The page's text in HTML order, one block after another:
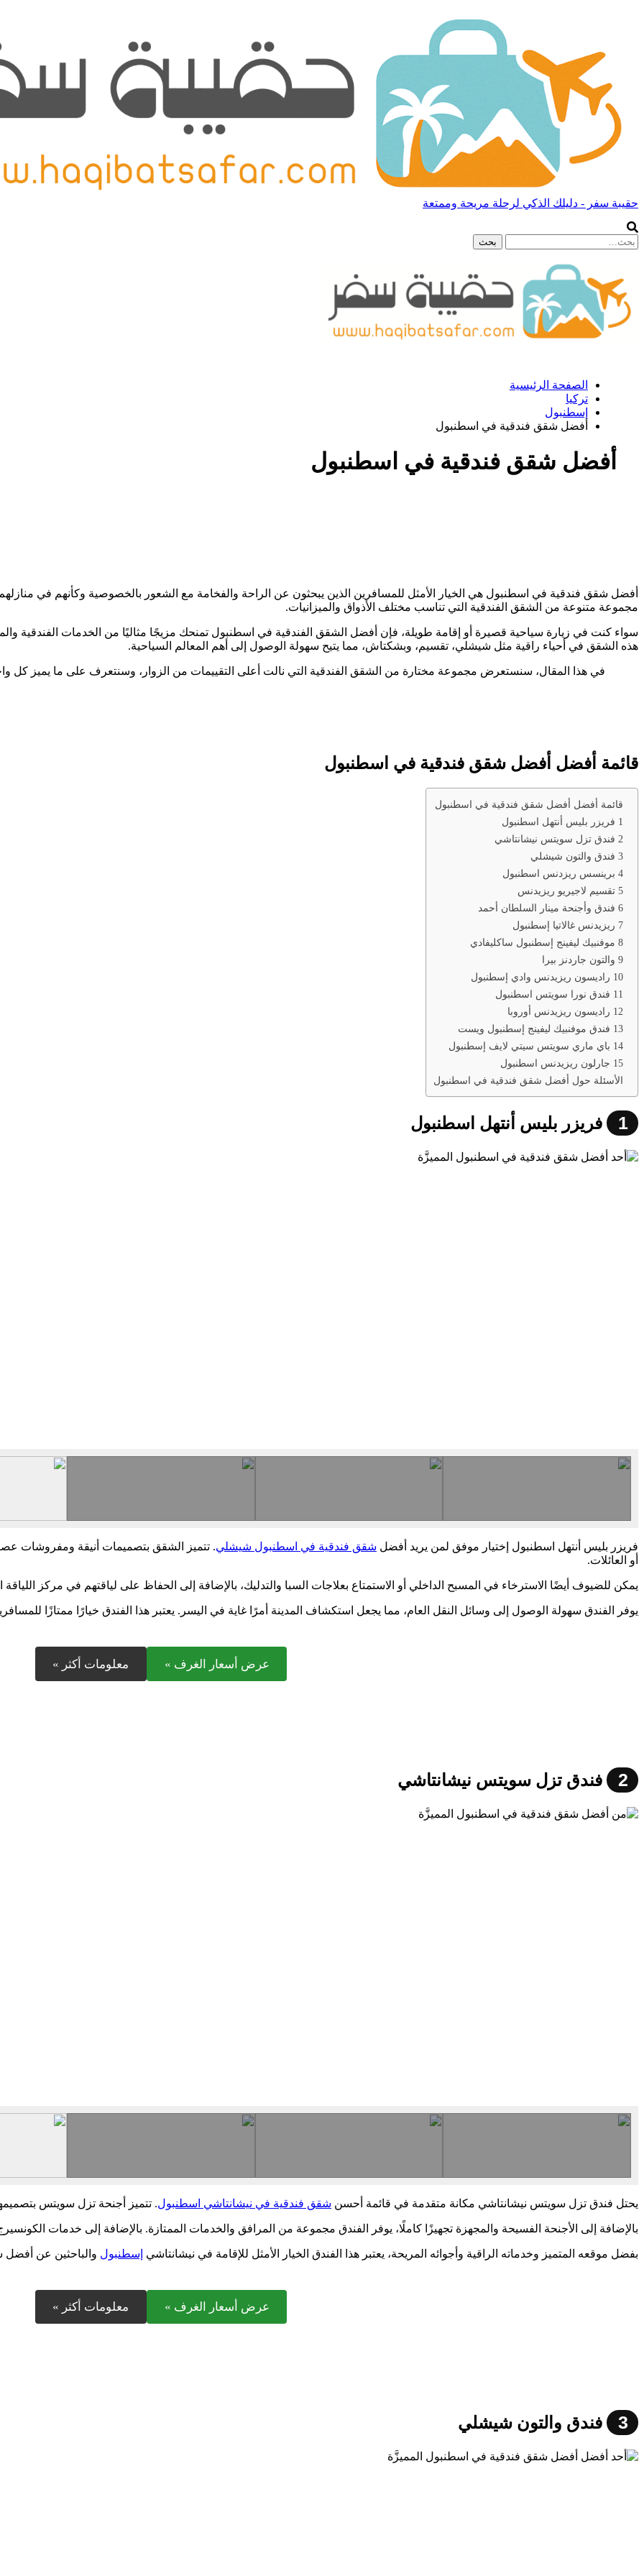
حقيبة سفر - دليلك الذكي لرحلة مريحة وممتعة
الصفحة الرئيسية
تركيا
إسطنبول
أفضل شقق فندقية في اسطنبول
أفضل شقق فندقية في اسطنبول
أفضل شقق فندقية في اسطنبول هي الخيار الأمثل للمسافرين الذين يبحثون عن الراحة والفخامة مع الشعور بالخصوصية وكأنهم في
مجموعة متنوعة من الشقق الفندقية التي تناسب مختلف الأذواق والميزانيات.
سواء كنت في زيارة سياحية قصيرة أو إقامة طويلة، فإن أفضل الشقق الفندقية في اسطنبول تمنحك مزيجًا مثاليًا من الخدمات الفندقية
هذه الشقق في أحياء راقية مثل شيشلي، تقسيم، وبشكتاش، مما يتيح سهولة الوصول إلى أهم المعالم السياحية.
في هذا المقال، سنستعرض مجموعة مختارة من الشقق الفندقية التي نالت أعلى التقييمات من الزوار، وسنتعرف على ما يميز كل
قائمة أفضل أفضل شقق فندقية في اسطنبول
قائمة أفضل أفضل شقق فندقية في اسطنبول
1 فريزر بليس أنتهل اسطنبول
2 فندق تزل سويتس نيشانتاشي
3 فندق والتون شيشلي
4 برينسس ريزدنس اسطنبول
5 تقسيم لاجيريو ريزيدنس
6 فندق وأجنحة مينار السلطان أحمد
7 ريزيدنس غالاتيا إسطنبول
8 موفنبيك ليفينج إسطنبول ساكليفادي
9 والتون جاردنز بيرا
10 راديسون ريزيدنس وادي إسطنبول
11 فندق نورا سويتس اسطنبول
12 راديسون ريزيدنس أوروبا
13 فندق موفنبيك ليفينج إسطنبول ويست
14 باي ماري سويتس سيتي لايف إسطنبول
15 جارلون ريزيدنس اسطنبول
الأسئلة حول أفضل شقق فندقية في اسطنبول
1 فريزر بليس أنتهل اسطنبول
فريزر بليس أنتهل اسطنبول إختيار موفق لمن يريد أفضل شقق فندقية في اسطنبول شيشلي. تتميز الشقق بتصميمات أنيقة ومفروشات
أو العائلات.
يمكن للضيوف أيضًا الاسترخاء في المسبح الداخلي أو الاستمتاع بعلاجات السبا والتدليك، بالإضافة إلى الحفاظ على لياقتهم في مركز اللياقة
يوفر الفندق سهولة الوصول إلى وسائل النقل العام، مما يجعل استكشاف المدينة أمرًا غاية في اليسر. يعتبر هذا الفندق خيارًا ممتازًا
عرض أسعار الغرف » معلومات أكثر »
2 فندق تزل سويتس نيشانتاشي
يحتل فندق تزل سويتس نيشانتاشي مكانة متقدمة في قائمة أحسن شقق فندقية في نيشانتاشي اسطنبول. تتميز أجنحة تزل سويتس
بالإضافة إلى الأجنحة الفسيحة والمجهزة تجهيزًا كاملًا، يوفر الفندق مجموعة من المرافق والخدمات الممتازة. بالإضافة إلى خدمات
بفضل موقعه المتميز وخدماته الراقية وأجوائه المريحة، يعتبر هذا الفندق الخيار الأمثل للإقامة في نيشانتاشي إسطنبول والباحثين عن
عرض أسعار الغرف » معلومات أكثر »
3 فندق والتون شيشلي